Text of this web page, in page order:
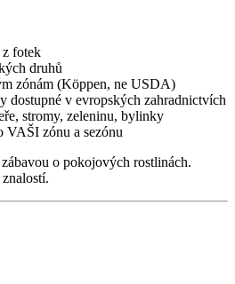
fotek
druhů
zónám (Köppen, ne USDA)
dostupné v evropských zahradnictvích
stromy, zeleninu, bylinky
VAŠI zónu a sezónu
o pokojových rostlinách.